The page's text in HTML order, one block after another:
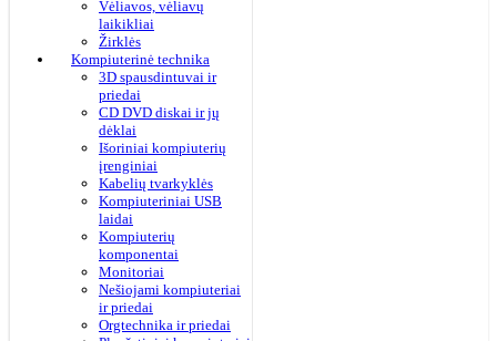
Vėliavos, vėliavų
laikikliai
Žirklės
Kompiuterinė technika
3D spausdintuvai ir
priedai
CD DVD diskai ir jų
dėklai
Išoriniai kompiuterių
įrenginiai
Kabelių tvarkyklės
Kompiuteriniai USB
laidai
Kompiuterių
komponentai
Monitoriai
Nešiojami kompiuteriai
ir priedai
Orgtechnika ir priedai